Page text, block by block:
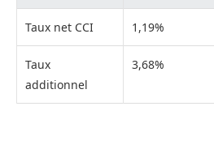
Taux net CCI 1,19%
Taux
additionnel
3,68%